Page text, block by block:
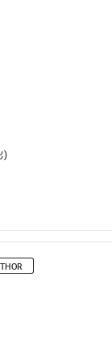
)